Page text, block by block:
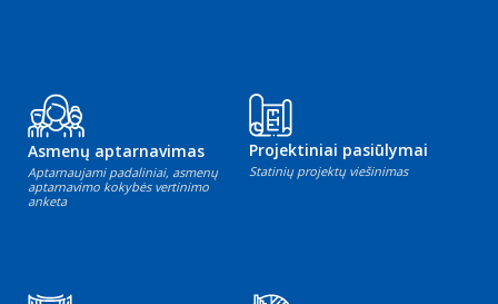
Asmenų aptarnavimas
Aptarnaujami padaliniai, asmenų
aptarnavimo kokybės vertinimo
anketa
Projektiniai pasiūlymai
Statinių projektų viešinimas